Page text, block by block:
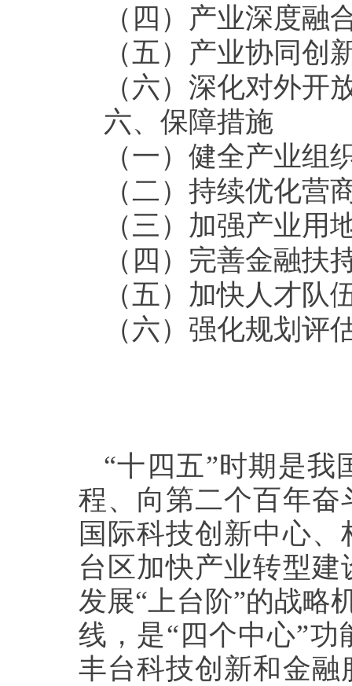
（四）产业深度融
（五）产业协同创
（六）深化对外开
六、保障措施
（一）健全产业组
（二）持续优化营
（三）加强产业用
（四）完善金融扶
（五）加快人才队
（六）强化规划评
“十四五”时期是我
程、向第二个百年
国际科技创新中心
台区加快产业转型
发展“上台阶”的战略
线，是“四个中心”
丰台科技创新和金